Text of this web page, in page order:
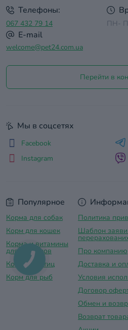
Телефоны:
067 432 79 14 ПН-
E-mail
welcome@pet24.com.ua
Перейти в
Популярное
Корма для собак
Корм для кошек
Корма и витамины
для грызунов
Корм для птиц
Корм для рыб
Политика
Шаблон
Про компанию
Доставка и
Условия
Договор
Обмен и
Возврат
Мы в соцсетях
Facebook
Instagram